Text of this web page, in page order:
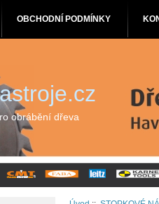
OBCHODNÍ PODMÍNKY
obrábění dřeva